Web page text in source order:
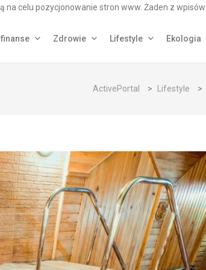
celu pozycjonowanie stron www. Żaden z
Zdrowie Lifestyle Ekologia
ActivePortal > Lifestyle >